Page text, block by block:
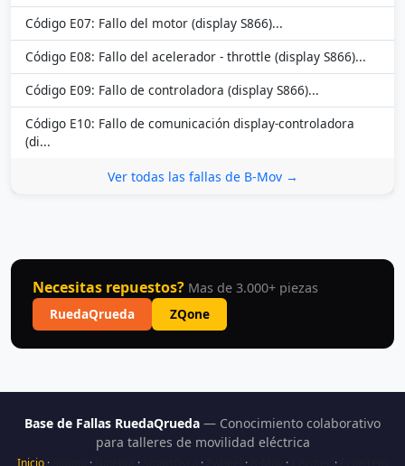
Código E07: Fallo del motor (display S866)...
Código E08: Fallo del acelerador - throttle (display S866)...
Código E09: Fallo de controladora (display S866)...
Código E10: Fallo de comunicación display-controladora
(di...
Ver todas las fallas de B-Mov →
Necesitas repuestos? Mas de 3.000+ piezas
RuedaQrueda
ZQone
Base de Fallas RuedaQrueda — Conocimiento colaborativo
para talleres de movilidad eléctrica
Inicio · · · · · · ·